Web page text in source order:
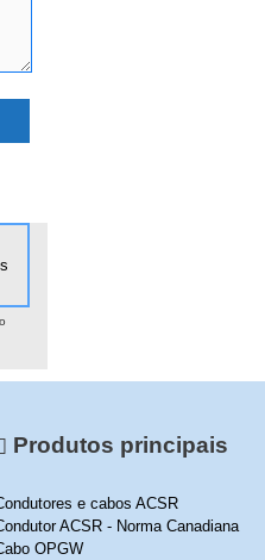
Produtos principais
e cabos ACSR
ACSR - Norma Canadiana
OPGW